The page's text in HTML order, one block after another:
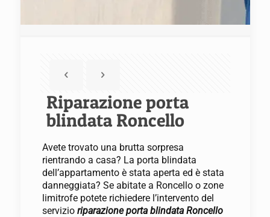
Riparazione porta
blindata Roncello
Avete trovato una brutta sorpresa
rientrando a casa? La porta blindata
dell’appartamento è stata aperta ed è stata
danneggiata? Se abitate a Roncello o zone
limitrofe potete richiedere l’intervento del
servizio riparazione porta blindata Roncello